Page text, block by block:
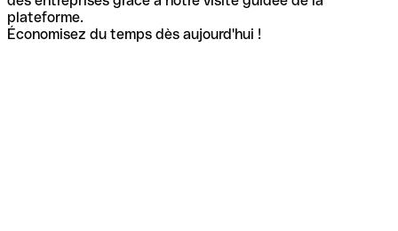
plateforme.
Économisez du temps dès aujourd'hui !